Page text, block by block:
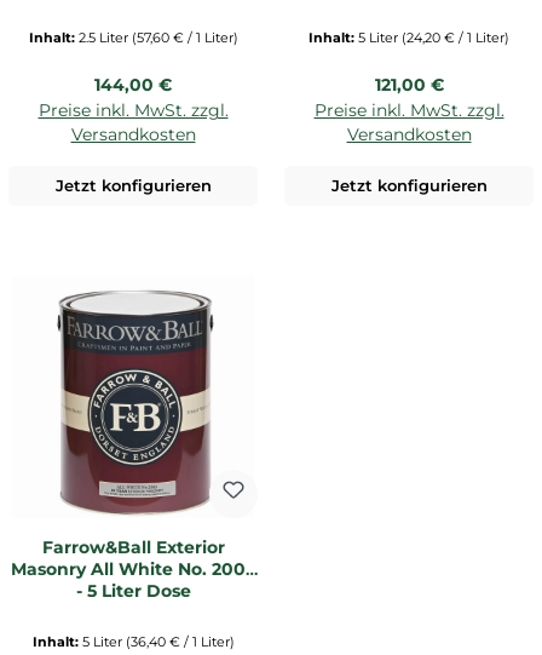
Inhalt: 2.5 Liter (57,60 € / 1 Liter)
Regulärer Preis:
144,00 €
Preise inkl. MwSt. zzgl.
Versandkosten
Jetzt konfigurieren
Inhalt: 5 Liter (24,20 € / 1 Liter)
Regulärer Preis:
121,00 €
Preise inkl. MwSt. zzgl.
Versandkosten
Jetzt konfigurieren
Farrow&Ball Exterior
Masonry All White No. 2005
- 5 Liter Dose
Inhalt: 5 Liter (36,40 € / 1 Liter)